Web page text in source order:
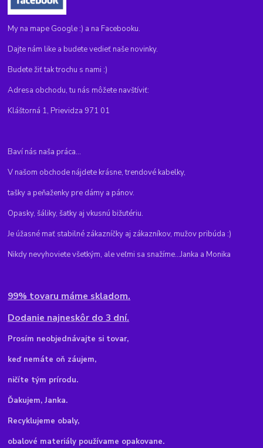
My na mape Google :) a na Facebooku.
Dajte nám like a budete vedieť naše novinky.
Budete žiť tak trochu s nami :)
Adresa obchodu, tu nás môžete navštíviť:
Kláštorná 1, Prievidza 971 01
Baví nás naša práca...
V našom obchode nájdete krásne, trendové kabelky,
tašky a peňaženky pre dámy a pánov.
Opasky, šáliky, šatky aj vkusnú bižutériu.
Je úžasné mať stabilné zákazníčky aj zákazníkov, mužov pribúda :)
Nikdy nevyhoviete všetkým, ale veľmi sa snažíme...Janka a Monika
99% tovaru máme skladom.
Dodanie najneskôr do 3 dní.
Prosím neobjednávajte si tovar,
keď nemáte oň záujem,
ničíte tým prírodu.
Ďakujem, Janka.
Recyklujeme obaly,
obalové materiály používame opakovane.